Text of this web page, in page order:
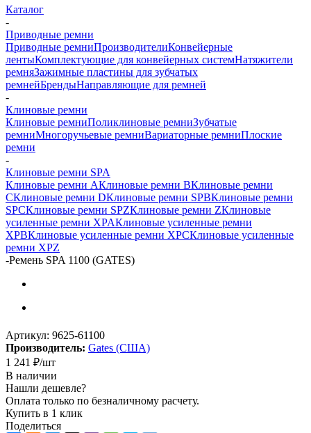
Каталог
-
Приводные ремни
Приводные ремниПроизводителиКонвейерные
лентыКомплектующие для конвейерных системНатяжители
ремняЗажимные пластины для зубчатых
ремнейБрендыНаправляющие для ремней
-
Клиновые ремни
Клиновые ремниПоликлиновые ремниЗубчатые
ремниМногоручьевые ремниВариаторные ремниПлоские
ремни
-
Клиновые ремни SPA
Клиновые ремни AКлиновые ремни BКлиновые ремни
CКлиновые ремни DКлиновые ремни SPBКлиновые ремни
SPCКлиновые ремни SPZКлиновые ремни ZКлиновые
усиленные ремни XPAКлиновые усиленные ремни
XPBКлиновые усиленные ремни XPCКлиновые усиленные
ремни XPZ
-Ремень SPA 1100 (GATES)
Артикул: 9625-61100
Производитель: Gates (США)
1 241 ₽/шт
В наличии
Нашли дешевле?
Оплата только по безналичному расчету.
Купить в 1 клик
Поделиться